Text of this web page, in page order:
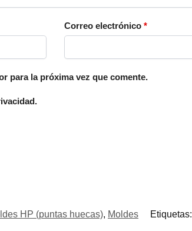
Correo electrónico *
para la próxima vez que comente.
HP (puntas huecas), Moldes Etiquetas: